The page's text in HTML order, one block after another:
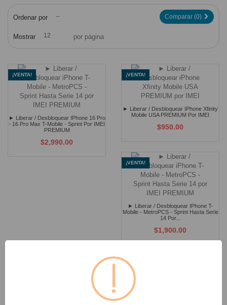
Comparar (0)
Ordenar por --
Mostrar 12 por página
¡VENTA!
► Liberar / Desbloquear IPhone 16 Pro
- 16 Pro Max T-Mobile - Sprint Por IMEI
PREMIUM
$2,990.00
¡VENTA!
► Liberar / Desbloquear IPhone Xfinity
Mobile USA PREMIUM Por IMEI
$950.00
¡VENTA!
► Liberar / Desbloquear IPhone T-
Mobile - MetroPCS - Sprint Hasta Serie
14 Por...
$1,900.00
► Liberar / Desbloquear Samsung J7
¡VENTA!
► Liberar / Desbloquear Samsung J7